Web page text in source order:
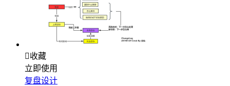
收藏
立即使用
复盘设计